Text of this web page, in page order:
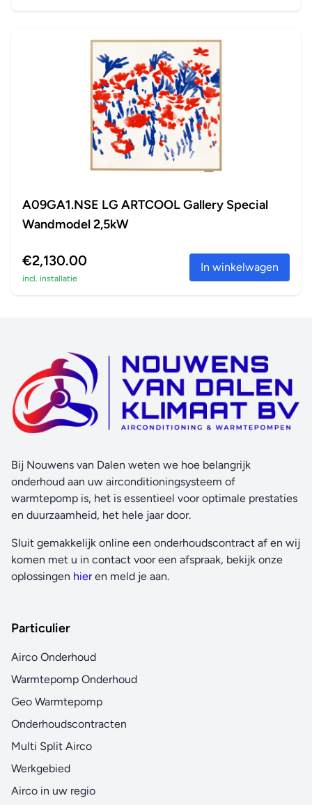
A09GA1.NSE LG ARTCOOL Gallery Special
Wandmodel 2,5kW
€2,130.00
incl. installatie
In winkelwagen
Bij Nouwens van Dalen weten we hoe belangrijk
onderhoud aan uw airconditioningsysteem of
warmtepomp is, het is essentieel voor optimale prestaties
en duurzaamheid, het hele jaar door.
Sluit gemakkelijk online een onderhoudscontract af en wij
komen met u in contact voor een afspraak, bekijk onze
oplossingen hieren meld je aan.
Particulier
Airco Onderhoud
Warmtepomp Onderhoud
Geo Warmtepomp
Onderhoudscontracten
Multi Split Airco
Werkgebied
Airco in uw regio